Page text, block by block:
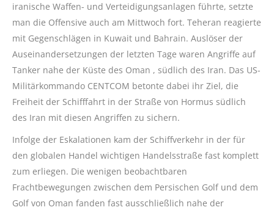
iranische Waffen- und Verteidigungsanlagen führte, setzte
man die Offensive auch am Mittwoch fort. Teheran reagierte
mit Gegenschlägen in Kuwait und Bahrain. Auslöser der
Auseinandersetzungen der letzten Tage waren Angriffe auf
Tanker nahe der Küste des Oman , südlich des Iran. Das US-
Militärkommando CENTCOM betonte dabei ihr Ziel, die
Freiheit der Schifffahrt in der Straße von Hormus südlich
des Iran mit diesen Angriffen zu sichern.
Infolge der Eskalationen kam der Schiffverkehr in der für
den globalen Handel wichtigen Handelsstraße fast komplett
zum erliegen. Die wenigen beobachtbaren
Frachtbewegungen zwischen dem Persischen Golf und dem
Golf von Oman fanden fast ausschließlich nahe der